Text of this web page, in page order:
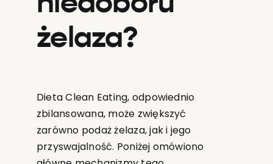
żelaza?
Dieta Clean Eating, odpowiednio
zbilansowana, może zwiększyć
zarówno podaż żelaza, jak i jego
przyswajalność. Poniżej omówiono